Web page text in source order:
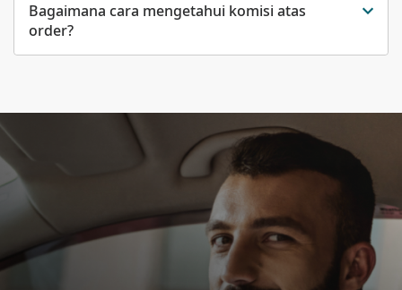
Bagaimana cara mengetahui komisi atas
order?